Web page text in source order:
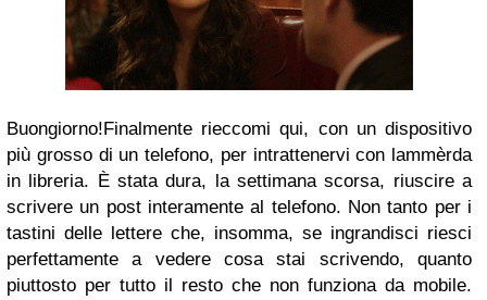
Buongiorno!Finalmente rieccomi qui, con un dispositivo
più grosso di un telefono, per intrattenervi con lammèrda
in libreria. È stata dura, la settimana scorsa, riuscire a
scrivere un post interamente al telefono. Non tanto per i
tastini delle lettere che, insomma, se ingrandisci riesci
perfettamente a vedere cosa stai scrivendo, quanto
piuttosto per tutto il resto che non funziona da mobile.